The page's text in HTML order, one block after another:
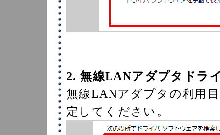
2. 無線LANアダプタドラ
無線LANアダプタの利用
定してください。